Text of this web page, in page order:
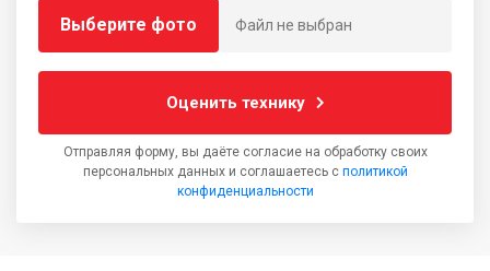
Выберите фото Файл не выбран
Оценить технику
Отправляя форму, вы даёте согласие на обработку своих
персональных данных и соглашаетесь с политикой
конфиденциальности